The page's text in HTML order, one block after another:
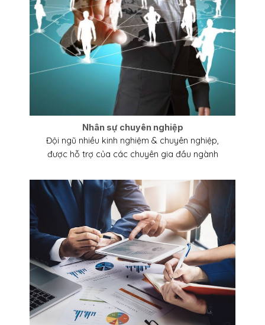
Nhân sự chuyên nghiệp
Đội ngũ nhiều kinh nghiệm & chuyên nghiệp,
được hỗ trợ của các chuyên gia đầu ngành